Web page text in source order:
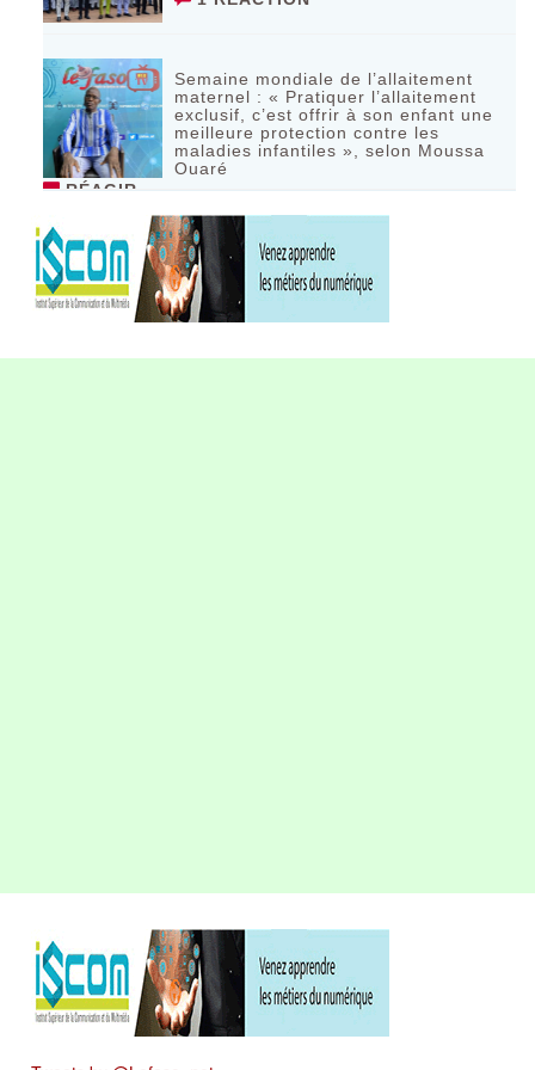
Semaine mondiale de l’allaitement
maternel : « Pratiquer l’allaitement
exclusif, c’est offrir à son enfant une
meilleure protection contre les
maladies infantiles », selon Moussa
Ouaré
RÉAGIR